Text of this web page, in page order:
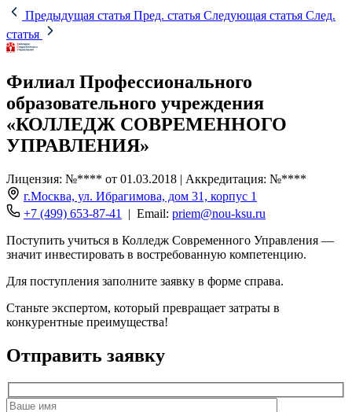
Предыдущая статья Пред. статья Следующая статья След.
статья
Филиал Профессионального
образовательного учреждения
«КОЛЛЕДЖ СОВРЕМЕННОГО
УПРАВЛЕНИЯ»
Лицензия: №**** от 01.03.2018 | Аккредитация: №****
г.Москва, ул. Ибрагимова, дом 31, корпус 1
+7 (499) 653-87-41
| Email: priem@nou-ksu.ru
Поступить учиться в Колледж Современного Управления —
значит инвестировать в востребованную компетенцию.
Для поступления заполните заявку в форме справа.
Станьте экспертом, который превращает затраты в
конкурентные преимущества!
Отправить заявку